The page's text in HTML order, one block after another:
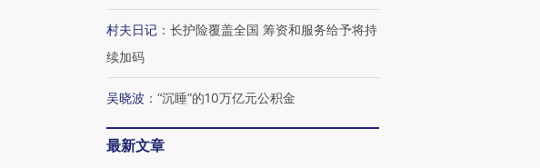
村夫日记 ： 长护险覆盖全国 筹资和服务给予将持
续加码
吴晓波 ： “沉睡”的10万亿元公积金
最新文章